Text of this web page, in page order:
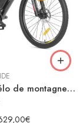
Eleglide Vélo de montagne électrique Mopride 2
€